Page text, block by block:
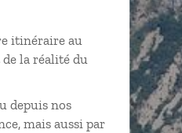
itinéraire au
la réalité du
depuis nos
mais aussi par